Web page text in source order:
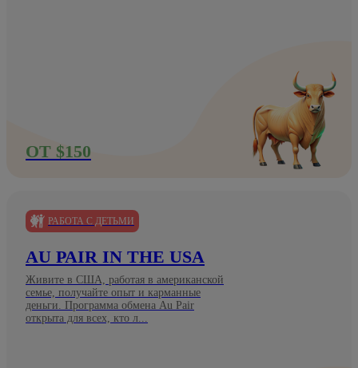
ОТ $150
РАБОТА С ДЕТЬМИ
AU PAIR IN THE USA
Живите в США, работая в американской
семье, получайте опыт и карманные
деньги. Программа обмена Au Pair
открыта для всех, кто л...